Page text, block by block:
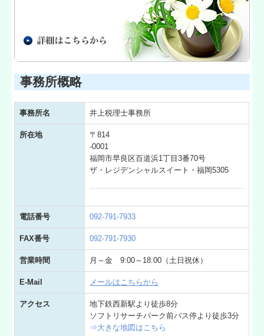
事務所概略
事務所名 井上税理士事務所
所在地
〒814
-0001
福岡市早良区百道浜1丁目3番70号
ザ・レジデンシャルスイート・福岡5305
電話番号 092-791-7933
FAX番号 092-791-7930
営業時間 月～金 9:00～18:00（土日祝休）
E-Mail メールはこちらから
アクセス
地下鉄西新駅より徒歩8分
ソフトリサーチパーク前バス停より徒歩3分
⇒大きな地図はこちら